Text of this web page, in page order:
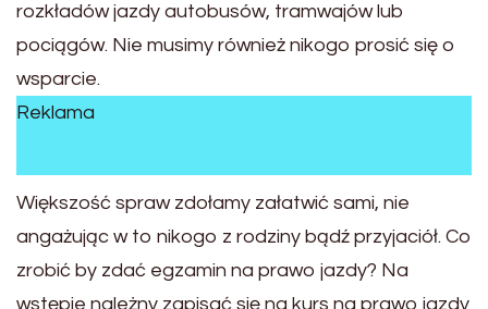
rozkładów jazdy autobusów, tramwajów lub
pociągów. Nie musimy również nikogo prosić się o
wsparcie.
Reklama
Większość spraw zdołamy załatwić sami, nie
angażując w to nikogo z rodziny bądź przyjaciół. Co
zrobić by zdać egzamin na prawo jazdy? Na
wstępie należny zapisać się na kurs na prawo jazdy